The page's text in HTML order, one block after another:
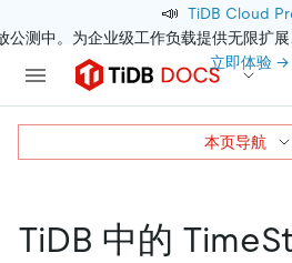
📣 TiDB Cloud
公测中。为企业级工作负载提供无限扩
立即体验 →
TiDB 中的
本页导航